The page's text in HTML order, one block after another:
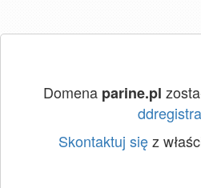
Domena parine.pl
Skontaktuj sięz